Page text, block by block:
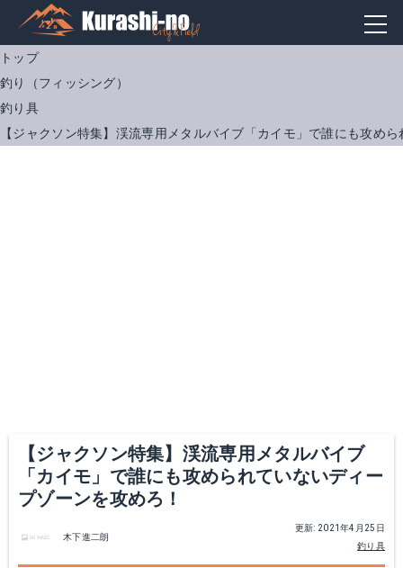
トップ
釣り（フィッシング）
釣り具
【ジャクソン特集】渓流専用メタルバイブ「カイモ」で誰にも攻め
【ジャクソン特集】渓流専用メタルバイブ
「カイモ」で誰にも攻められていないディー
プゾーンを攻めろ！
更新: 2021年4月25日
釣り具
木下進二朗